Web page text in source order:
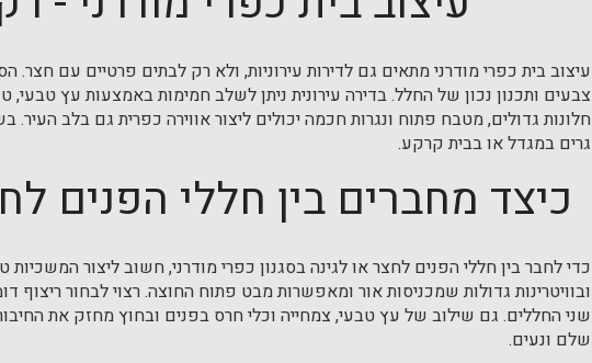
עיצוב בית כפרי מודרני מתאים גם לדירות עירוניות, ולא רק לבתים פרטיים עם
צבעים ותכנון נכון של החלל. בדירה עירונית ניתן לשלב חמימות באמצעות עץ
חלונות גדולים, מטבח פתוח ונגרות חכמה יכולים ליצור אווירה כפרית גם בלב
גרים במגדל או בבית קרקע.
כיצד מחברים בין חללי הפנים
כדי לחבר בין חללי הפנים לחצר או לגינה בסגנון כפרי מודרני, חשוב ליצור
ובוויטרינות גדולות שמכניסות אור ומאפשרות מבט פתוח החוצה. רצוי לבחור ריצוף
שני החללים. גם שילוב של עץ טבעי, צמחייה וכלי חרס בפנים ובחוץ מחזק את
שלם ונעים.